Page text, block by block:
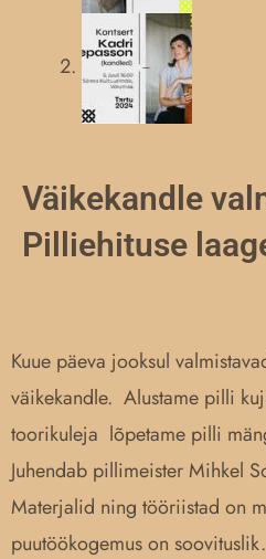
Väikekandle
Pilliehituse
Kuue päeva jooksul
väikekandle. Alustame pilli
toorikuleja lõpetame pilli
Juhendab pillimeister Mihkel
Materjalid ning tööriistad on
puutöökogemus on soovituslik.